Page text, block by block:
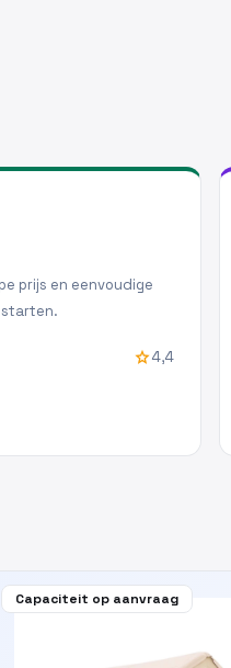
prijs en eenvoudige
starten.
star4,4
Capaciteit op aanvraag